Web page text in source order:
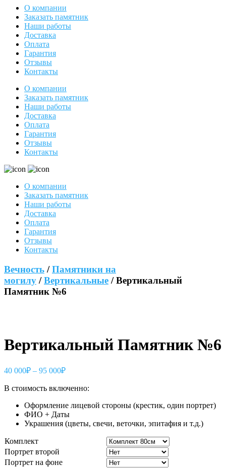
О компании
Заказать памятник
Наши работы
Доставка
Оплата
Гарантия
Отзывы
Контакты
О компании
Заказать памятник
Наши работы
Доставка
Оплата
Гарантия
Отзывы
Контакты
О компании
Заказать памятник
Наши работы
Доставка
Оплата
Гарантия
Отзывы
Контакты
Вечность /Памятники на
могилу /Вертикальные / Вертикальный
Памятник №6
Вертикальный Памятник №6
40 000₽ – 95 000₽
В стоимость включенно:
Оформление лицевой стороны (крестик, один портрет)
ФИО + Даты
Украшения (цветы, свечи, веточки, эпитафия и т.д.)
Комплект
Портрет второй
Портрет на фоне